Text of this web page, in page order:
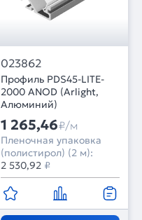
023862
Профиль PDS45-LITE-
2000 ANOD (Arlight,
Алюминий)
1 265,46₽/м
Пленочная упаковка
(полистирол) (2 м):
2 530,92 ₽